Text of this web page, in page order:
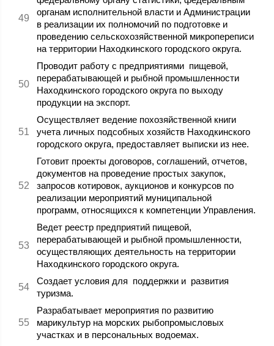
органам исполнительной власти и Администрации
в реализации их полномочий по подготовке и
проведению сельскохозяйственной микропереписи
на территории Находкинского городского округа.
Проводит работу с предприятиями пищевой,
перерабатывающей и рыбной промышленности
Находкинского городского округа по выходу
продукции на экспорт.
Осуществляет ведение похозяйственной книги
учета личных подсобных хозяйств Находкинского
городского округа, предоставляет выписки из нее.
Готовит проекты договоров, соглашений, отчетов,
документов на проведение простых закупок,
запросов котировок, аукционов и конкурсов по
реализации мероприятий муниципальной
программ, относящихся к компетенции Управления.
Ведет реестр предприятий пищевой,
перерабатывающей и рыбной промышленности,
осуществляющих деятельность на территории
Находкинского городского округа.
Создает условия для поддержки и развития
туризма.
Разрабатывает мероприятия по развитию
марикультур на морских рыбопромысловых
участках и в персональных водоемах.